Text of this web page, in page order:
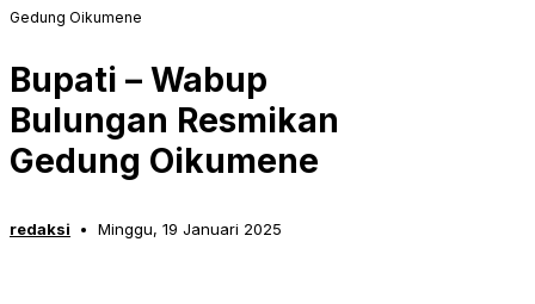
Gedung Oikumene
Bupati – Wabup
Bulungan Resmikan
Gedung Oikumene
redaksi Minggu, 19 Januari 2025